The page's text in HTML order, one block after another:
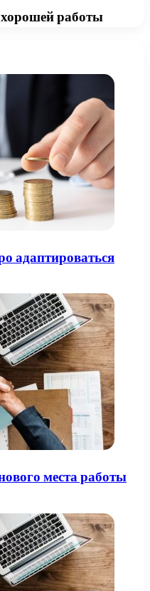
работы
адаптироваться
места работы